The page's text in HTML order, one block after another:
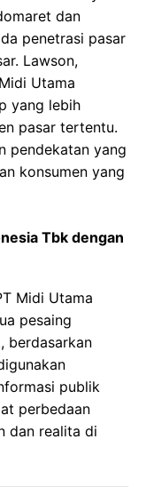
dan
penetrasi pasar
Lawson,
Utama
yang lebih
pasar tertentu.
pendekatan yang
konsumen yang
Tbk dengan
Midi Utama
pesaing
berdasarkan
publik
perbedaan
dan realita di